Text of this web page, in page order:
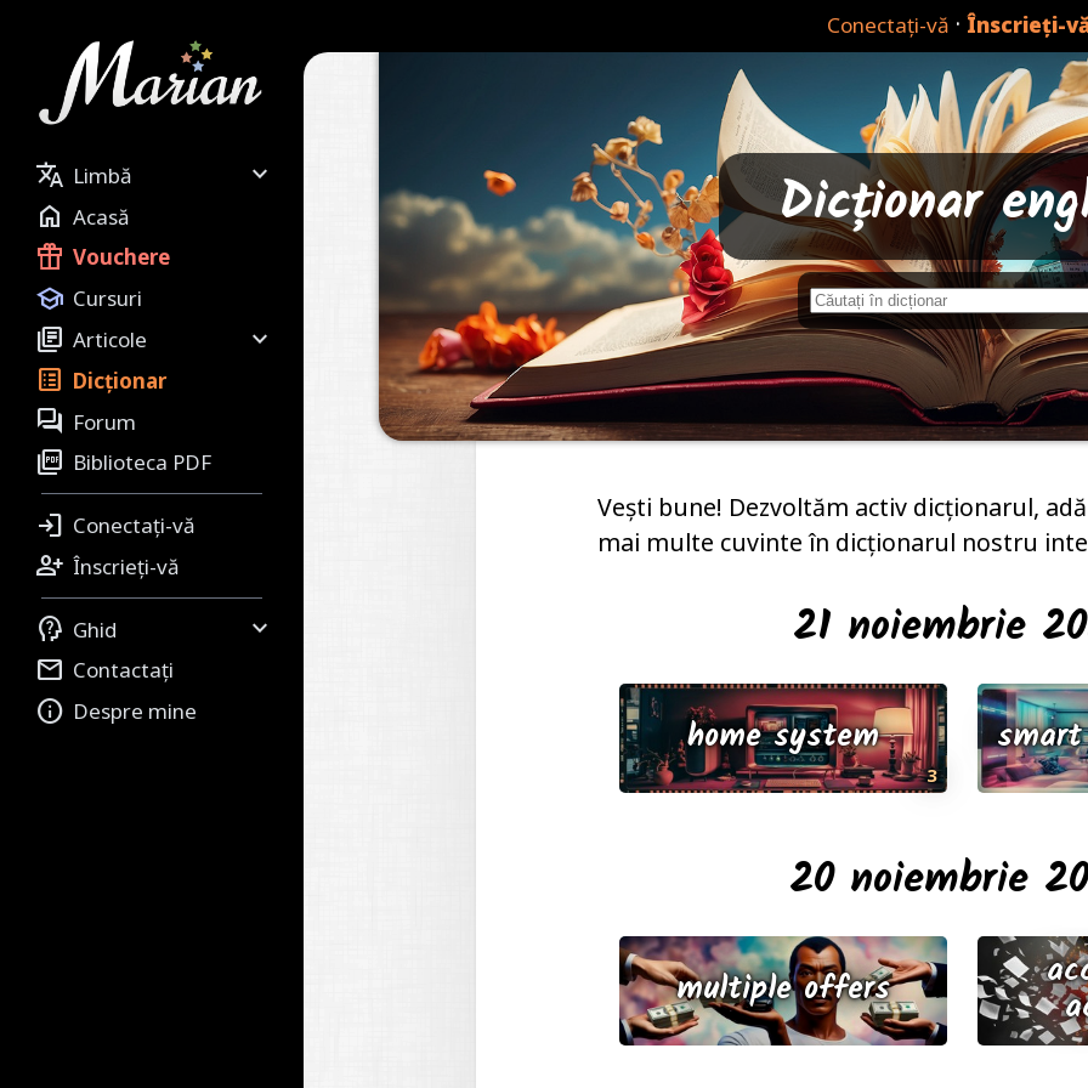
Conectați-vă · Înscrieți-
 Limbă

 Acasă
 Vouchere
 Cursuri
 Articole

 Dicționar
 Forum
 Biblioteca PDF
 Conectați-vă
 Înscrieți-vă
 Ghid

 Contactați
 Despre mine
Dicționar
Vești bune! Dezvoltăm activ dicționarul,
mai multe cuvinte în dicționarul nostru
21 noiembrie
3
home system
20 noiembrie
multiple offers